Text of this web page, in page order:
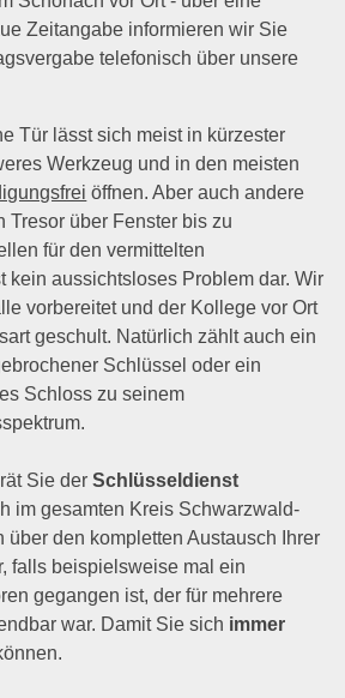
Zeitangabe informieren wir Sie
telefonisch über unsere
Tür lässt sich meist in kürzester
Werkzeug und in den meisten
öffnen. Aber auch andere
Tresor über Fenster bis zu
für den vermittelten
kein aussichtsloses Problem dar. Wir
vorbereitet und der Kollege vor Ort
geschult. Natürlich zählt auch ein
Schlüssel oder ein
Schloss zu seinem
Sie derSchlüsseldienst
im gesamten Kreis Schwarzwald-
über den kompletten Austausch Ihrer
falls beispielsweise mal ein
gegangen ist, der für mehrere
war. Damit Sie sich immer